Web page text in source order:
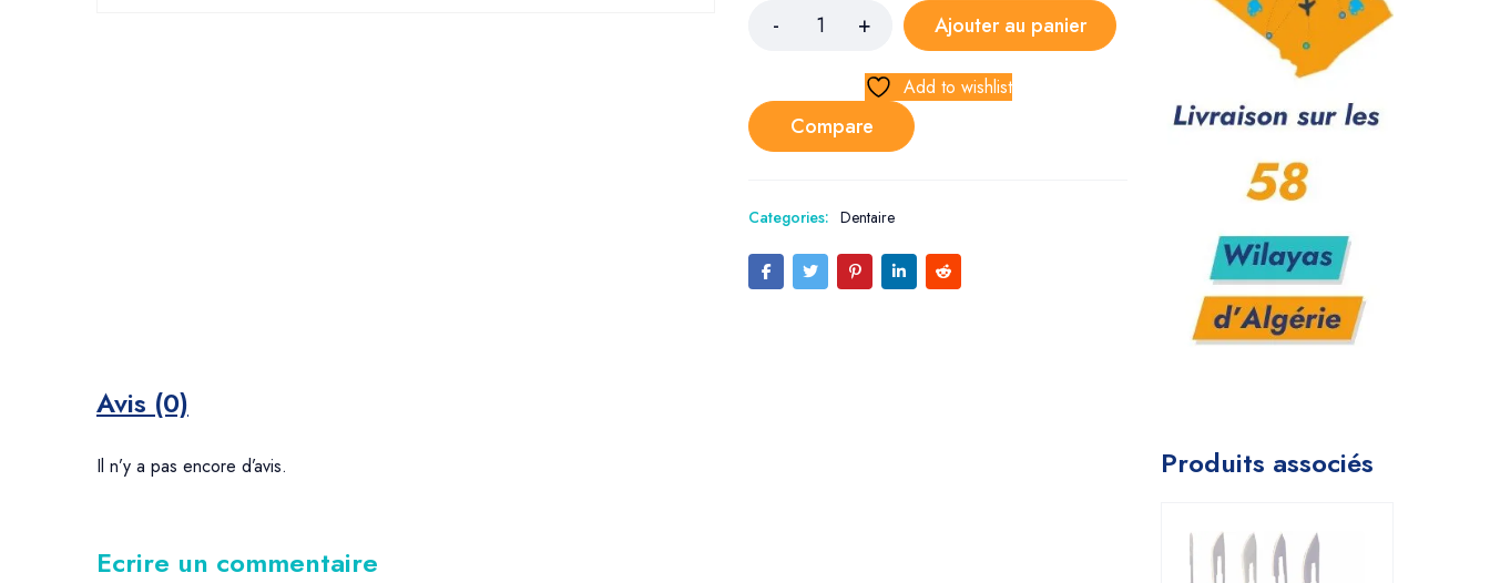
Ajouter au panier
Add to wishlist
Compare
Categories: Dentaire
Avis (0)
Il n’y a pas encore d’avis.
Ecrire un commentaire
Produits associés